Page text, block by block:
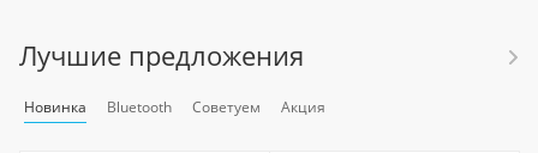
Лучшие предложения
Новинка Bluetooth Советуем Акция